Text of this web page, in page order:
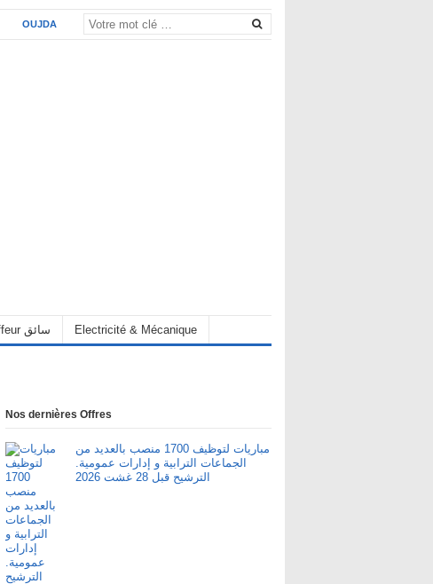
OUJDA
Chauffeur سائق Electricité & Mécanique
Nos dernières Offres
مباريات لتوظيف 1700 منصب بالعديد من
الجماعات الترابية و إدارات عمومية.
الترشيح قبل 28 غشت 2026